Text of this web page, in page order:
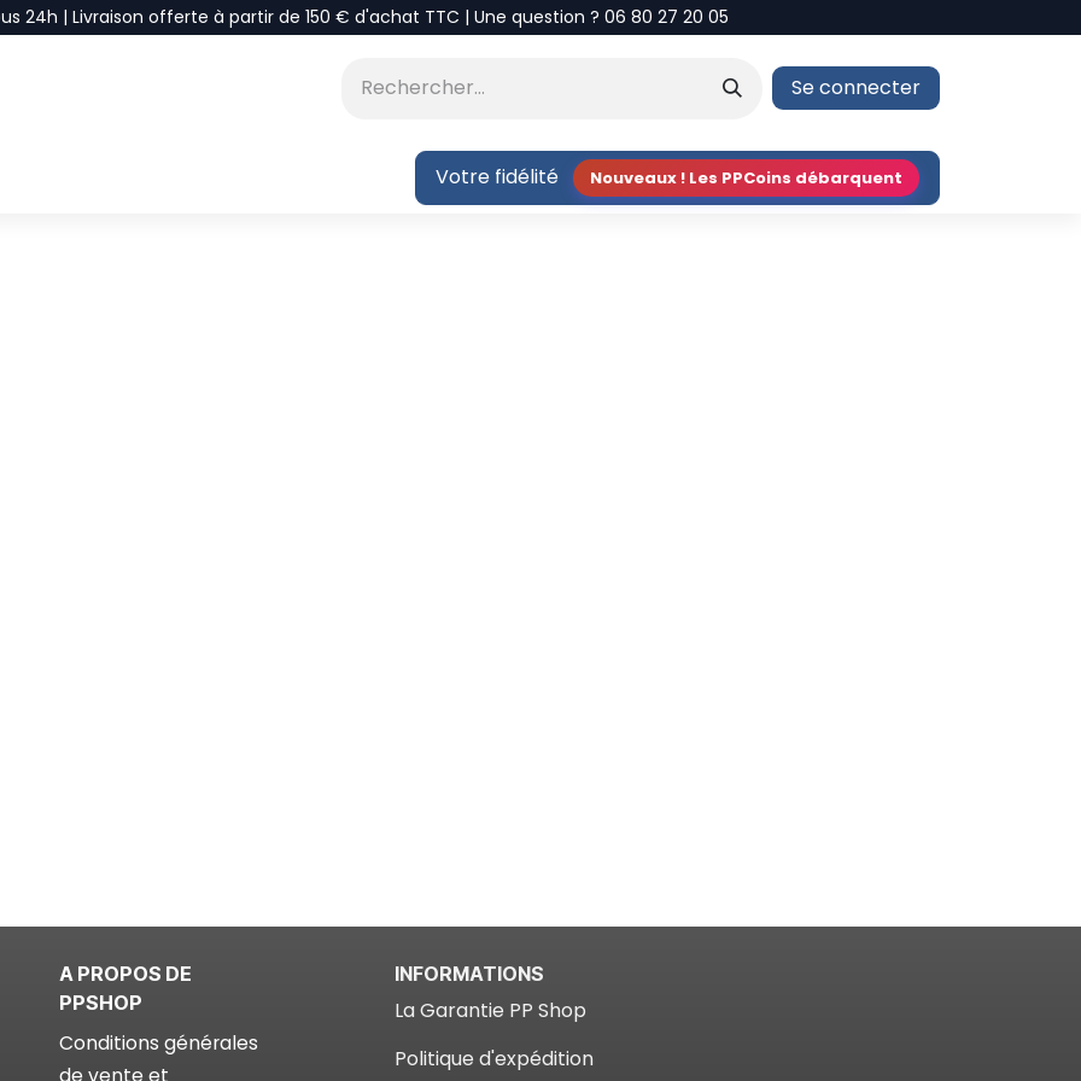
24h | Livraison offerte à partir de 150 € d'achat TTC | Une question ? 06 80 27 20 05
Se connecter
Votre fidélité Nouveaux ! Les PPCoins débarquent
A PROPOS DE
PPSHOP
Conditions générales
INFORMATIONS
La Garantie PP Shop​
Politique d'expédition